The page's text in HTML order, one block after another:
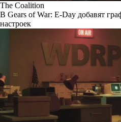
The Coalition
В Gears of War: E-Day добавят
настроек